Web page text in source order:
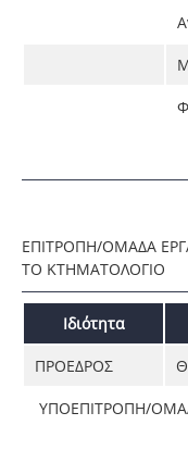
ΕΠΙΤΡΟΠΗ/ΟΜΑΔΑ
ΤΟ ΚΤΗΜΑΤΟΛΟΓΙΟ
Ιδιότητα
ΠΡΟΕΔΡΟΣ
ΥΠΟΕΠΙΤΡΟΠΗ/